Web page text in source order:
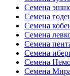
Семена
Семена
Семена
Семена
Семена
Семена
Семена
Семена